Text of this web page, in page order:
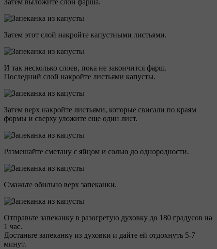
Затем выложите слой фарша.
Затем этот слой накройте капустными листьями.
И так несколько слоев, пока не закончится фарш.
Последний слой накройте листьями капусты.
Затем верх накройте листьями, которые свисали по краям
формы и сверху уложите еще один лист.
Размешайте сметану с яйцом и солью до однородности.
Смажьте обильно верх запеканки.
Отправьте запеканку в разогретую духовку до 180 градусов на
1 час.
Достаньте запеканку из духовки и дайте ей отдохнуть 5-7
минут.